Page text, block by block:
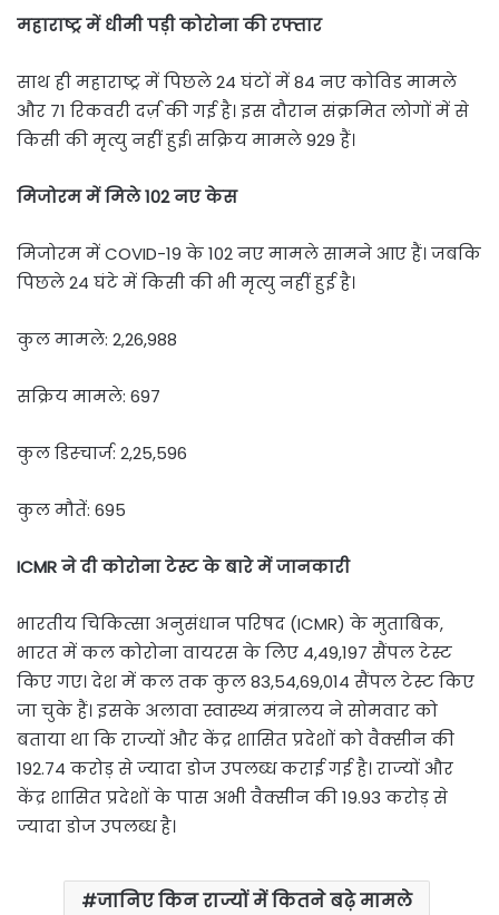
महाराष्ट्र में धीमी पड़ी कोरोना की रफ्तार
साथ ही महाराष्ट्र में पिछले 24 घंटों में 84 नए कोविड मामले
और 71 रिकवरी दर्ज़ की गई है। इस दौरान संक्रमित लोगों में से
किसी की मृत्यु नहीं हुई। सक्रिय मामले 929 हैं।
मिजोरम में मिले 102 नए केस
मिजोरम में COVID-19 के 102 नए मामले सामने आए हैं। जबकि
पिछले 24 घंटे में किसी की भी मृत्यु नहीं हुई है।
कुल मामले: 2,26,988
सक्रिय मामले: 697
कुल डिस्चार्ज: 2,25,596
कुल मौतें: 695
ICMR ने दी कोरोना टेस्ट के बारे में जानकारी
भारतीय चिकित्सा अनुसंधान परिषद (ICMR) के मुताबिक,
भारत में कल कोरोना वायरस के लिए 4,49,197 सैंपल टेस्ट
किए गए। देश में कल तक कुल 83,54,69,014 सैंपल टेस्ट किए
जा चुके हैं। इसके अलावा स्वास्थ्य मंत्रालय ने सोमवार को
बताया था कि राज्यों और केंद्र शासित प्रदेशों को वैक्सीन की
192.74 करोड़ से ज्यादा डोज उपलब्ध कराई गई है। राज्यों और
केंद्र शासित प्रदेशों के पास अभी वैक्सीन की 19.93 करोड़ से
ज्यादा डोज उपलब्ध है।
जानिए किन राज्यों में कितने बढ़े मामले